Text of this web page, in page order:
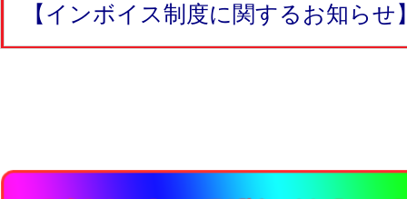
【インボイス制度に関するお知らせ